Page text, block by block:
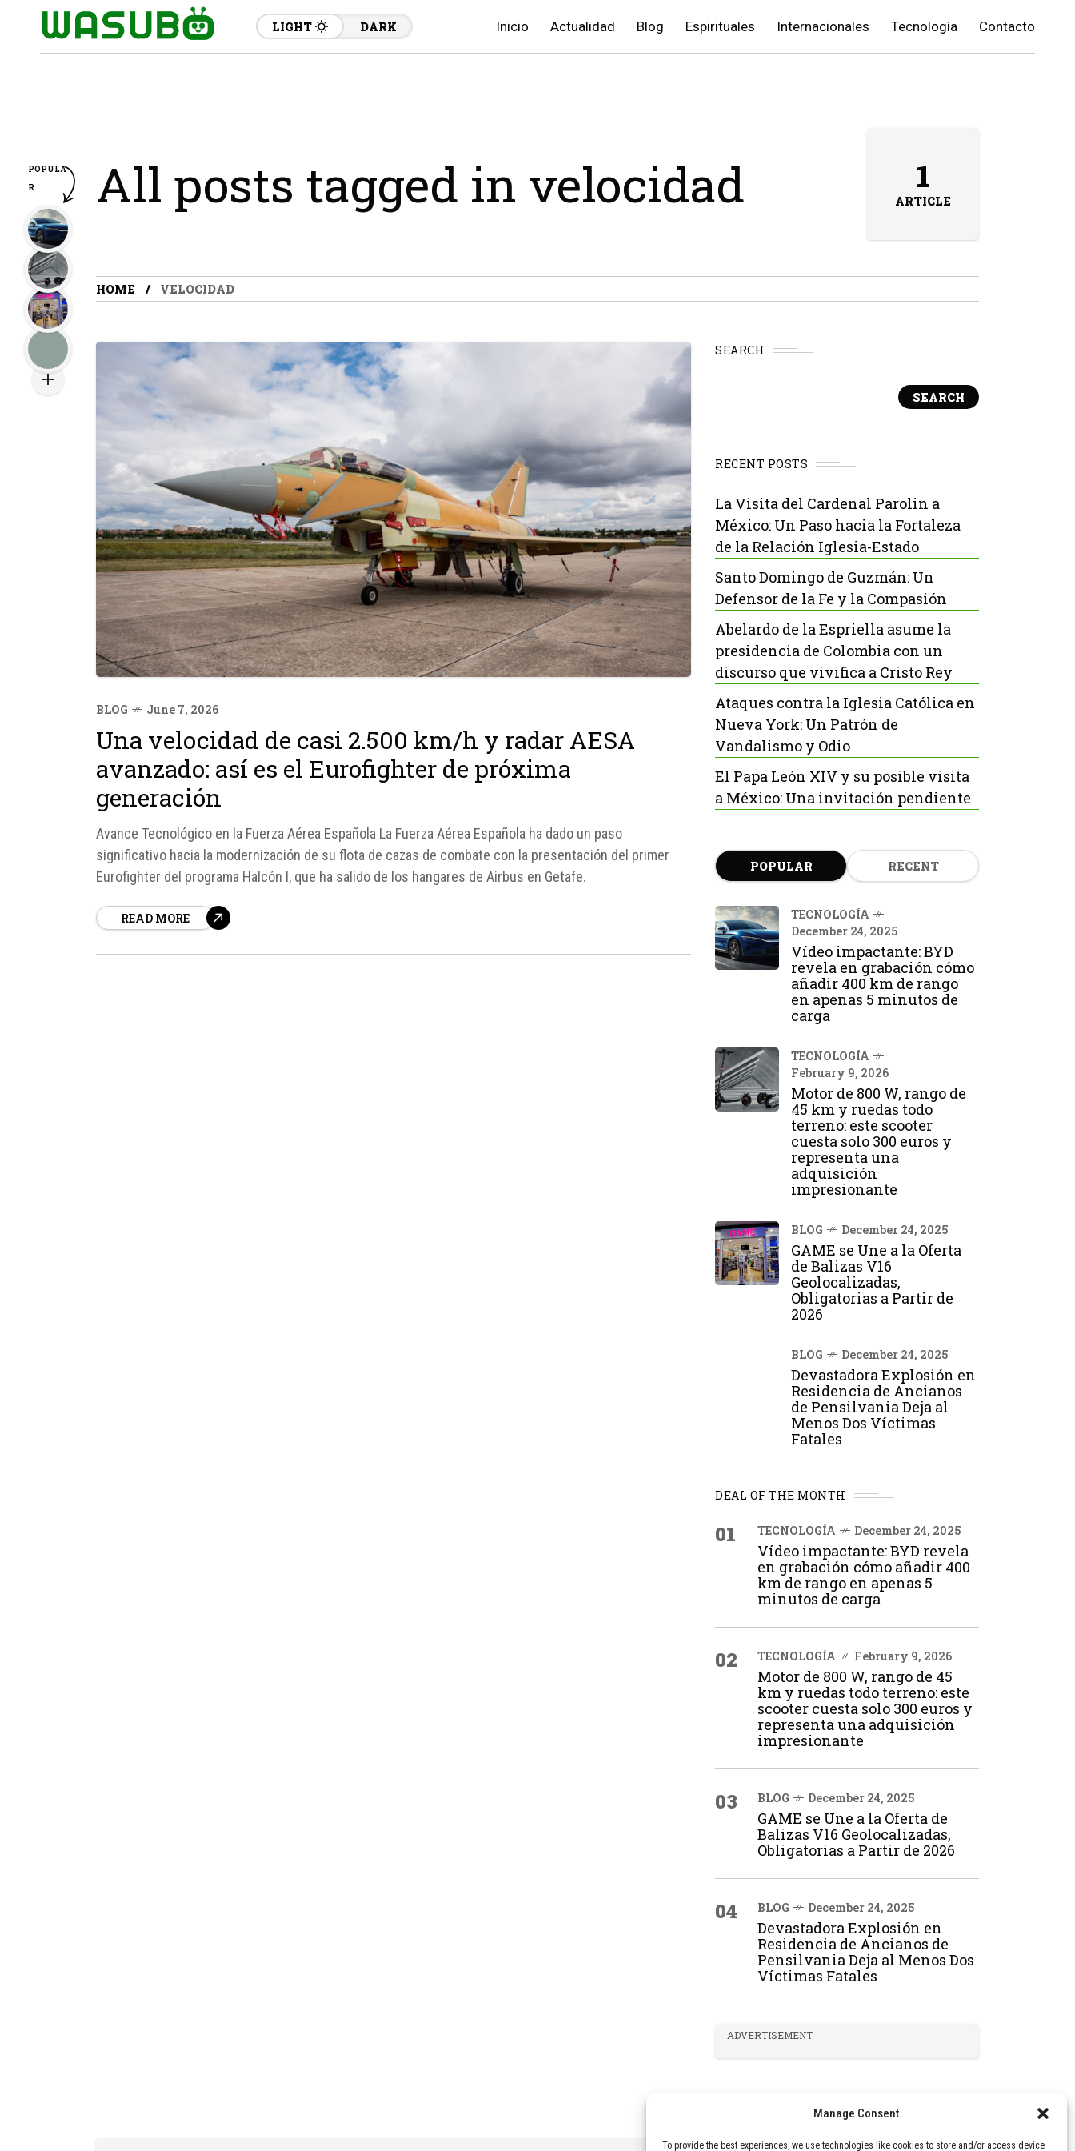
Manage Consent
To provide the best experiences, we use technologies like cookies to store and/or access device
LIGHT DARK Inicio Actualidad Blog Espirituales Internacionales Tecnología Contacto
All posts tagged in velocidad 1
ARTICLE
HOME VELOCIDAD
BLOG June 7, 2026
Una velocidad de casi 2.500 km/h y radar AESA
avanzado: así es el Eurofighter de próxima
generación
Avance Tecnológico en la Fuerza Aérea Española La Fuerza Aérea Española ha dado un paso
significativo hacia la modernización de su flota de cazas de combate con la presentación del primer
Eurofighter del programa Halcón I, que ha salido de los hangares de Airbus en Getafe.
READ MORE
SEARCH
SEARCH
RECENT POSTS
La Visita del Cardenal Parolin a
México: Un Paso hacia la Fortaleza
de la Relación Iglesia-Estado
Santo Domingo de Guzmán: Un
Defensor de la Fe y la Compasión
Abelardo de la Espriella asume la
presidencia de Colombia con un
discurso que vivifica a Cristo Rey
Ataques contra la Iglesia Católica en
Nueva York: Un Patrón de
Vandalismo y Odio
El Papa León XIV y su posible visita
a México: Una invitación pendiente
POPULAR RECENT
TECNOLOGÍA
December 24, 2025
Vídeo impactante: BYD
revela en grabación cómo
añadir 400 km de rango
en apenas 5 minutos de
carga
TECNOLOGÍA
February 9, 2026
Motor de 800 W, rango de
45 km y ruedas todo
terreno: este scooter
cuesta solo 300 euros y
representa una
adquisición
impresionante
BLOG December 24, 2025
GAME se Une a la Oferta
de Balizas V16
Geolocalizadas,
Obligatorias a Partir de
2026
BLOG December 24, 2025
Devastadora Explosión en
Residencia de Ancianos
de Pensilvania Deja al
Menos Dos Víctimas
Fatales
DEAL OF THE MONTH
01 TECNOLOGÍA December 24, 2025
Vídeo impactante: BYD revela
en grabación cómo añadir 400
km de rango en apenas 5
minutos de carga
02 TECNOLOGÍA February 9, 2026
Motor de 800 W, rango de 45
km y ruedas todo terreno: este
scooter cuesta solo 300 euros y
representa una adquisición
impresionante
03 BLOG December 24, 2025
GAME se Une a la Oferta de
Balizas V16 Geolocalizadas,
Obligatorias a Partir de 2026
04 BLOG December 24, 2025
Devastadora Explosión en
Residencia de Ancianos de
Pensilvania Deja al Menos Dos
Víctimas Fatales
ADVERTISEMENT
POPULA
R